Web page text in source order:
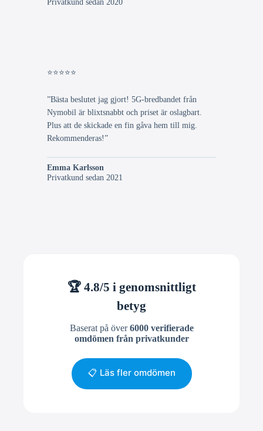
⭐⭐⭐⭐⭐
”Bästa beslutet jag gjort! 5G-bredbandet från
Nymobil är blixtsnabbt och priset är oslagbart.
Plus att de skickade en fin gåva hem till mig.
Rekommenderas!”
Emma Karlsson
Privatkund sedan 2021
🏆 4.8/5 i genomsnittligt
betyg
Baserat på över6000 verifierade
omdömen från privatkunder
📋 Läs fler omdömen